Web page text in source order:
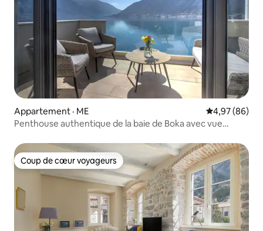
Appartement · ME Note
4,97 (86)
Penthouse authentique de la baie de Boka avec vue
Coup de cœur voyageurs
Coup de cœur voyageurs